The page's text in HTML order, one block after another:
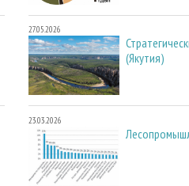
27.05.2026
(Якутия)
23.03.2026